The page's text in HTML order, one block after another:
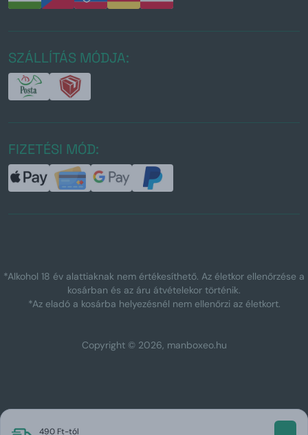
490 Ft-tól
SZÁLLÍTÁS MÓDJA:
FIZETÉSI MÓD:
*Alkohol 18 év alattiaknak nem értékesíthető. Az életkor ellenőrzése a
kosárban és az áru átvételekor történik.
*Az eladó a kosárba helyezésnél nem ellenőrzi az életkort.
Copyright © 2026, manboxeo.hu